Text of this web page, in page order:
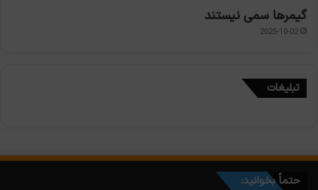
گیمرها سمی نیستند
2025-10-02
تبلیغات
حتماً بخوانید: